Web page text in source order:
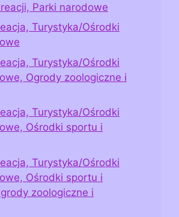
Parki narodowe
Turystyka/Ośrodki
Turystyka/Ośrodki
Ogrody zoologiczne i
Turystyka/Ośrodki
Ośrodki sportu i
Turystyka/Ośrodki
Ośrodki sportu i
zoologiczne i